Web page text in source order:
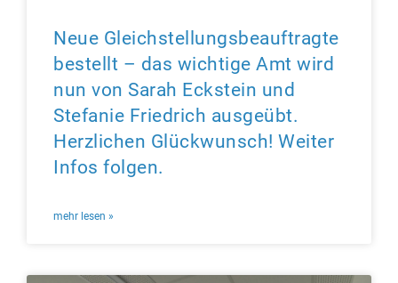
Neue Gleichstellungsbeauftragte
bestellt – das wichtige Amt wird
nun von Sarah Eckstein und
Stefanie Friedrich ausgeübt.
Herzlichen Glückwunsch! Weiter
Infos folgen.
mehr lesen »